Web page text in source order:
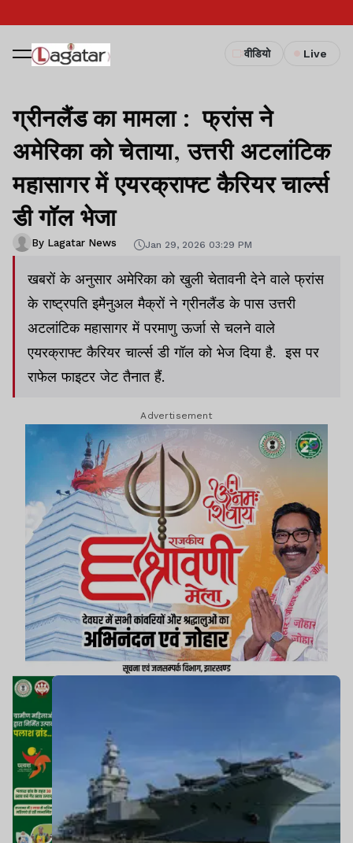
वीडियो Live
ग्रीनलैंड का मामला : फ्रांस ने
अमेरिका को चेताया, उत्तरी अटलांटिक
महासागर में एयरक्राफ्ट कैरियर चार्ल्स
डी गॉल भेजा
By Lagatar News Jan 29, 2026 03:29 PM
खबरों के अनुसार अमेरिका को खुली चेतावनी देने वाले फ्रांस
के राष्ट्रपति इमैनुअल मैक्रों ने ग्रीनलैंड के पास उत्तरी
अटलांटिक महासागर में परमाणु ऊर्जा से चलने वाले
एयरक्राफ्ट कैरियर चार्ल्स डी गॉल को भेज दिया है. इस पर
राफेल फाइटर जेट तैनात हैं.
Advertisement